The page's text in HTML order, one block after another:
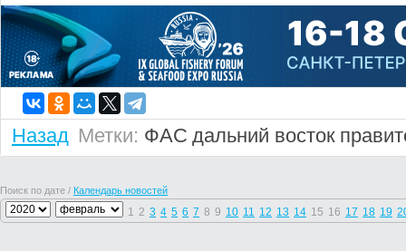
Назад Метки: ФАС дальний восток
Поиск по дате / Календарь новостей
1 2 3 4 5 6 7 8 9 10 11 12 13 14 15 16 17 18 19